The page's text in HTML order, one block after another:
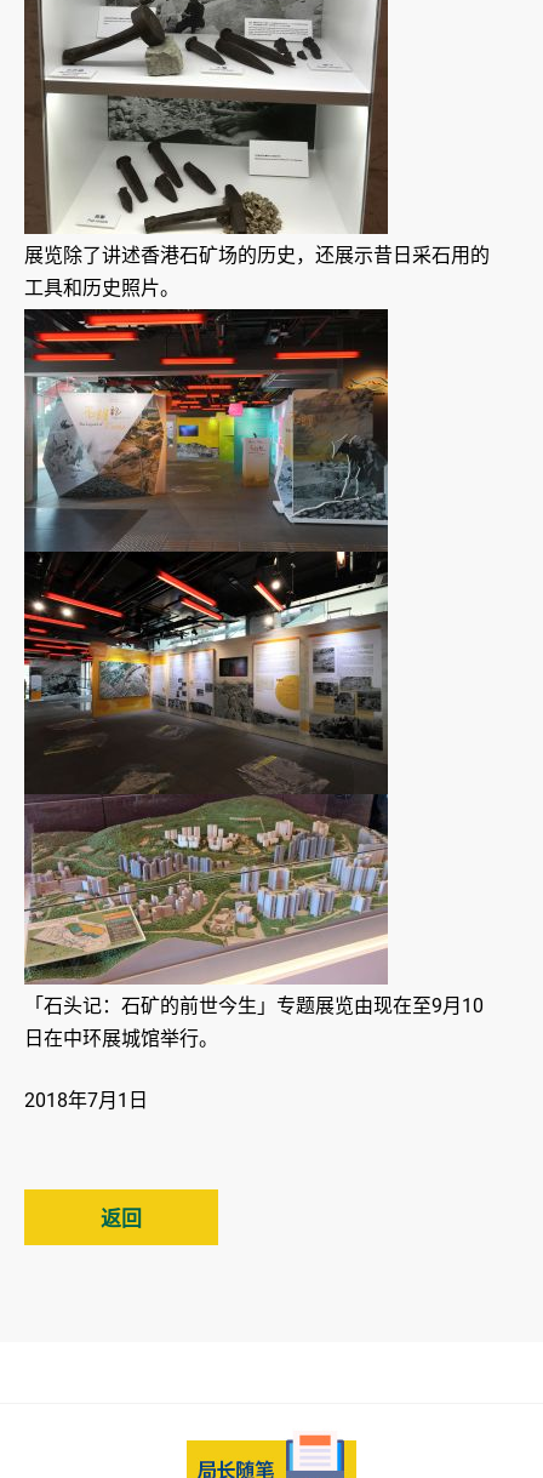
展览除了讲述香港石矿场的历史，还展示昔日采石用的
工具和历史照片。
「石头记：石矿的前世今生」专题展览由现在至9月10
日在中环展城馆举行。
2018年7月1日
返回